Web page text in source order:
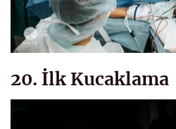
20. İlk Kucaklama